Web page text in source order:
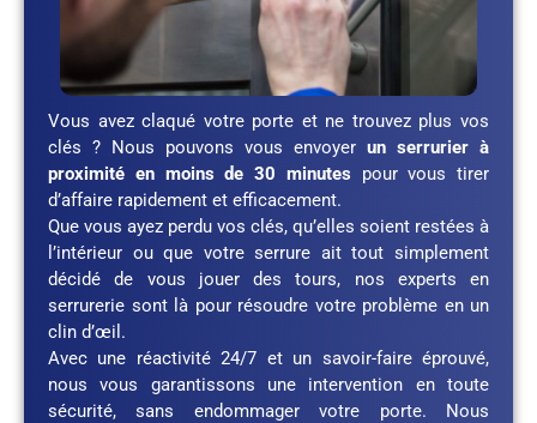
Vous avez claqué votre porte et ne trouvez plus vos
clés ? Nous pouvons vous envoyer un serrurier à
proximité en moins de 30 minutes pour vous tirer
d’affaire rapidement et efficacement.
Que vous ayez perdu vos clés, qu’elles soient restées à
l’intérieur ou que votre serrure ait tout simplement
décidé de vous jouer des tours, nos experts en
serrurerie sont là pour résoudre votre problème en un
clin d’œil.
Avec une réactivité 24/7 et un savoir-faire éprouvé,
nous vous garantissons une intervention en toute
sécurité, sans endommager votre porte. Nous